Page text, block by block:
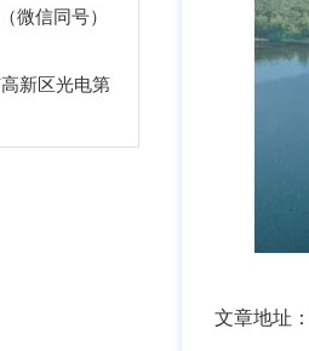
微信同号）
新区光电第
文章地址：